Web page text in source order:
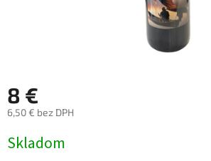
8 €
6,50 € bez DPH
cena:
Skladom